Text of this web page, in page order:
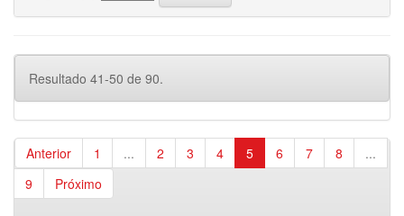
Resultado 41-50 de 90.
Anterior 1 ... 2 3 4 5 6 7 8
...
9
Próximo